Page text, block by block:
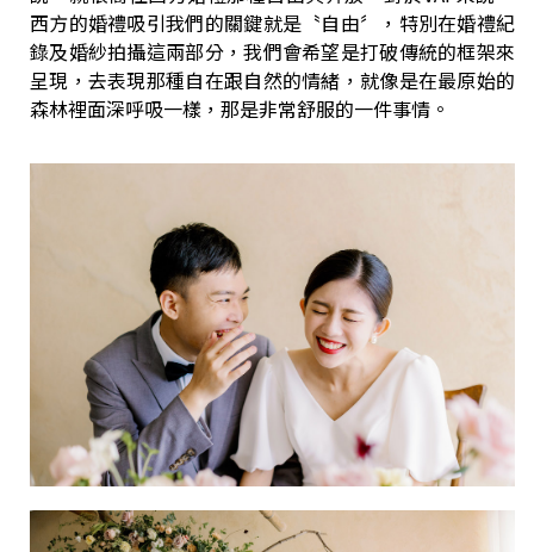
西方的婚禮吸引我們的關鍵就是〝自由〞，特別在婚禮紀
錄及婚紗拍攝這兩部分，我們會希望是打破傳統的框架來
呈現，去表現那種自在跟自然的情緒，就像是在最原始的
森林裡面深呼吸一樣，那是非常舒服的一件事情。